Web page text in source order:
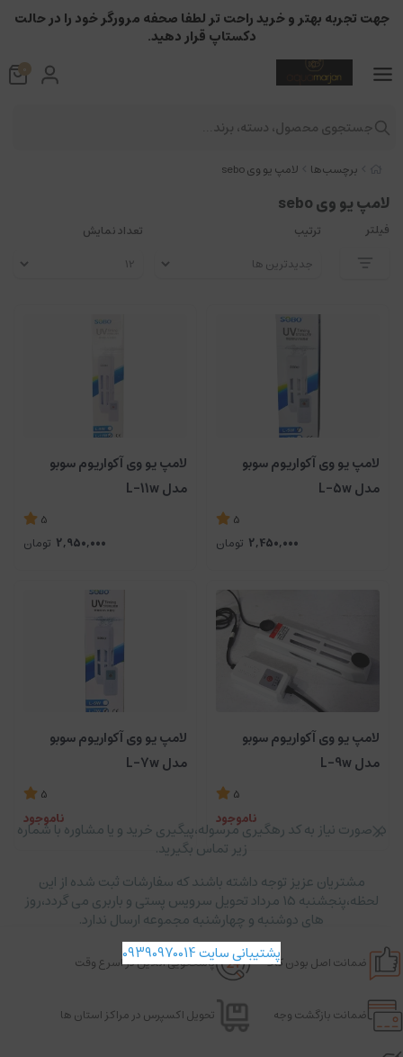
برچسب‌ها لامپ یو وی sebo
لامپ یو وی sebo
فیلتر ترتیب تعداد نمایش
لامپ یو وی آکواریوم سوبو
مدل L-5w
5
2,450,000 تومان
لامپ یو وی آکواریوم سوبو
مدل L-11w
5
2,950,000 تومان
لامپ یو وی آکواریوم سوبو
مدل L-9w
5
ناموجود
لامپ یو وی آکواریوم سوبو
مدل L-7w
5
ناموجود
ضمانت اصل بودن کالا پاسخگویی آنلاین در اسرع وقت
ضمانت بازگشت وجه تحویل اکسپرس در مراکز استان ها
جهت تجربه بهتر و خرید راحت تر لطفا صحفه مرورگر خود را در حالت
دکستاپ قرار دهید.
0
جستجوی محصول، دسته، برند...
در صورت نیاز به کد رهگیری مرسوله،پیگیری خرید و یا مشاوره با شماره
زیر تماس بگیرید.
مشتریان عزیز توجه داشته باشند که سفارشات ثبت شده از این
لحظه،پنجشنبه ۱۵ مرداد تحویل سرویس پستی و باربری می گردد،روز
های دوشنبه و چهارشنبه مجموعه ارسال ندارد.
پشتیبانی سایت 09390970014